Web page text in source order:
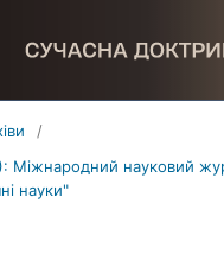
/
Міжнародний науковий
науки"